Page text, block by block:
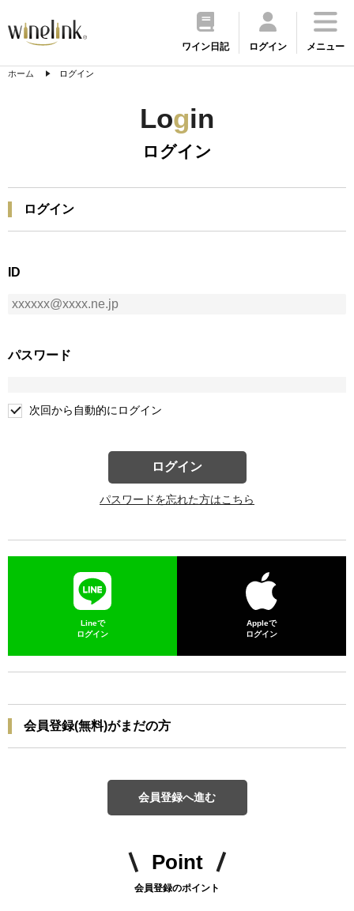
ワイン日記 ログイン メニュー
ホーム ログイン
Login
ログイン
ログイン
ID
パスワード
次回から自動的にログイン
ログイン
パスワードを忘れた方はこちら
Lineで
ログイン
Appleで
ログイン
会員登録(無料)がまだの方
会員登録へ進む
Point
会員登録のポイント